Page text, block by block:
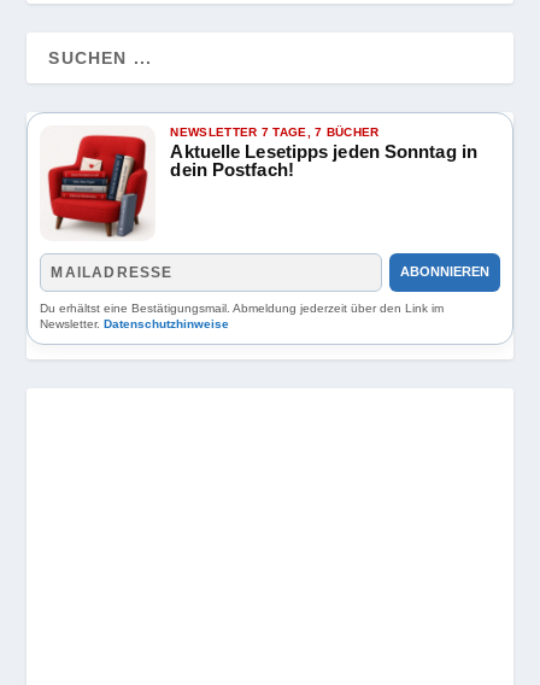
NEWSLETTER 7 TAGE, 7 BÜCHER
Aktuelle Lesetipps jeden Sonntag in
dein Postfach!
ABONNIEREN
Du erhältst eine Bestätigungsmail. Abmeldung jederzeit über den Link im
Newsletter.Datenschutzhinweise